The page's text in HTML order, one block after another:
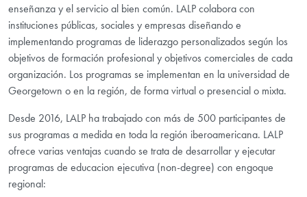
enseñanza y el servicio al bien común. LALP colabora con
instituciones públicas, sociales y empresas diseñando e
implementando programas de liderazgo personalizados según los
objetivos de formación profesional y objetivos comerciales de cada
organización. Los programas se implementan en la universidad de
Georgetown o en la región, de forma virtual o presencial o mixta.
Desde 2016, LALP ha trabajado con más de 500 participantes de
sus programas a medida en toda la región iberoamericana. LALP
ofrece varias ventajas cuando se trata de desarrollar y ejecutar
programas de educacion ejecutiva (non-degree) con engoque
regional: